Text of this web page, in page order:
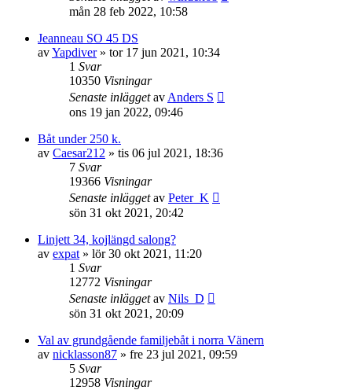
mån 28 feb 2022, 10:58
Jeanneau SO 45 DS
avYapdiver» tor 17 jun 2021, 10:34
1 Svar
10350 Visningar
Senaste inläggetav Anders S
ons 19 jan 2022, 09:46
Båt under 250 k.
av Caesar212 » tis 06 jul 2021, 18:36
7 Svar
19366 Visningar
Senaste inläggetav Peter_K
sön 31 okt 2021, 20:42
Linjett 34, kojlängd salong?
av expat » lör 30 okt 2021, 11:20
1 Svar
12772 Visningar
Senaste inläggetav Nils_D
sön 31 okt 2021, 20:09
Val av grundgående familjebåt i norra Vänern
av nicklasson87 » fre 23 jul 2021, 09:59
5 Svar
12958 Visningar